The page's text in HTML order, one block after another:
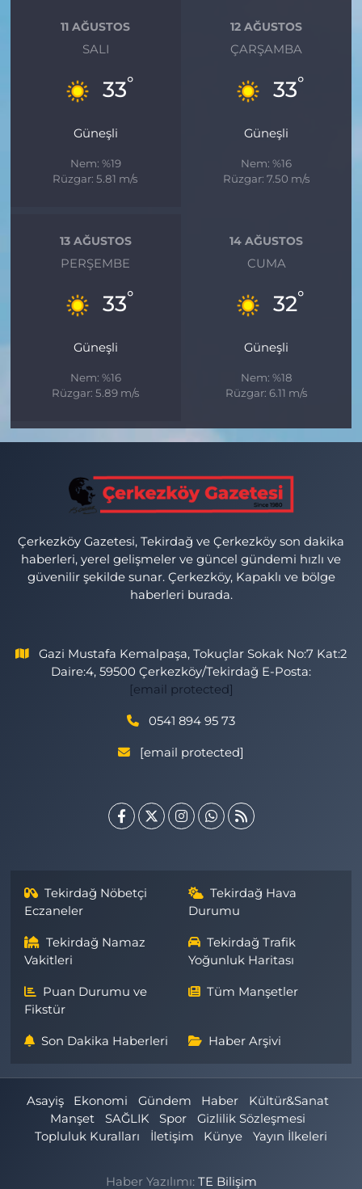
11 AĞUSTOS
SALI
33°
Güneşli
Nem: %19
Rüzgar: 5.81 m/s
12 AĞUSTOS
ÇARŞAMBA
33°
Güneşli
Nem: %16
Rüzgar: 7.50 m/s
13 AĞUSTOS
PERŞEMBE
33°
Güneşli
Nem: %16
Rüzgar: 5.89 m/s
14 AĞUSTOS
CUMA
32°
Güneşli
Nem: %18
Rüzgar: 6.11 m/s
Çerkezköy Gazetesi, Tekirdağ ve Çerkezköy son dakika
haberleri, yerel gelişmeler ve güncel gündemi hızlı ve
güvenilir şekilde sunar. Çerkezköy, Kapaklı ve bölge
haberleri burada.
Gazi Mustafa Kemalpaşa, Tokuçlar Sokak No:7 Kat:2
Daire:4, 59500 Çerkezköy/Tekirdağ E-Posta:
[email protected]
0541 894 95 73
[email protected]
Tekirdağ Nöbetçi
Eczaneler
Tekirdağ Hava
Durumu
Tekirdağ Namaz
Vakitleri
Tekirdağ Trafik
Yoğunluk Haritası
Puan Durumu ve
Fikstür
Tüm Manşetler
Son Dakika Haberleri Haber Arşivi
Asayiş Ekonomi Gündem Haber
Kültür&Sanat
Manşet
SAĞLIK Spor
Gizlilik Sözleşmesi
Topluluk Kuralları
İletişim Künye Yayın İlkeleri
Haber Yazılımı: TE Bilişim